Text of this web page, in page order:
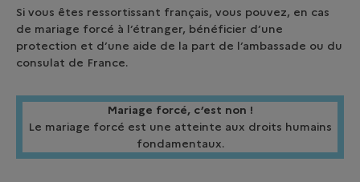
Si vous êtes ressortissant français, vous pouvez, en cas
de mariage forcé à l’étranger, bénéficier d’une
protection et d’une aide de la part de l’ambassade ou du
consulat de France.
Mariage forcé, c’est non !
Le mariage forcé est une atteinte aux droits humains
fondamentaux.